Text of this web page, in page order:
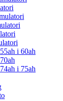
i 60ah
i 75ah